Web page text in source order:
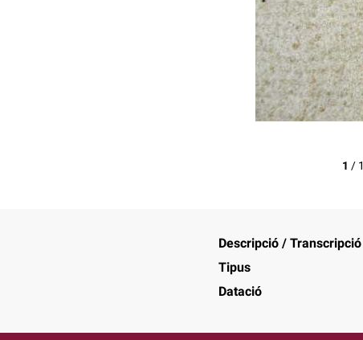
1 / 1
Descripció / Transcripció
Tipus
Datació